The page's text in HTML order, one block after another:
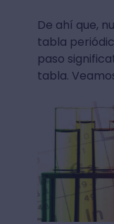
De ahí que,
tabla
paso
tabla.